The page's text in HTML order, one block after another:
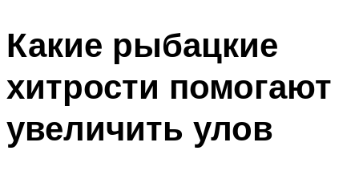
Какие рыбацкие
хитрости помогают
увеличить улов